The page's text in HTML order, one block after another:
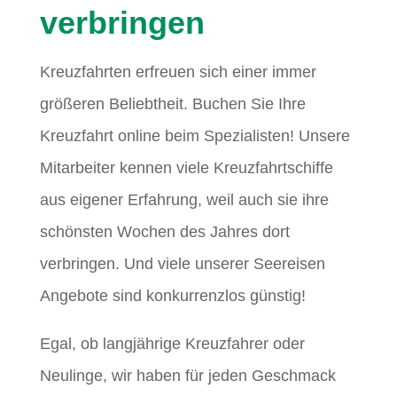
verbringen
Kreuzfahrten erfreuen sich einer immer
größeren Beliebtheit. Buchen Sie Ihre
Kreuzfahrt online beim Spezialisten! Unsere
Mitarbeiter kennen viele Kreuzfahrtschiffe
aus eigener Erfahrung, weil auch sie ihre
schönsten Wochen des Jahres dort
verbringen. Und viele unserer Seereisen
Angebote sind konkurrenzlos günstig!
Egal, ob langjährige Kreuzfahrer oder
Neulinge, wir haben für jeden Geschmack